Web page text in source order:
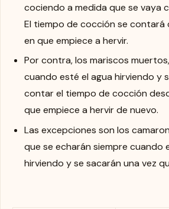
cociendo a medida que se vaya
El tiempo de cocción se contará
en que empiece a hervir.
Por contra, los mariscos
cuando esté el agua hirviendo y
contar el tiempo de cocción
que empiece a hervir de nuevo.
Las excepciones son los
que se echarán siempre cuando
hirviendo y se sacarán una vez